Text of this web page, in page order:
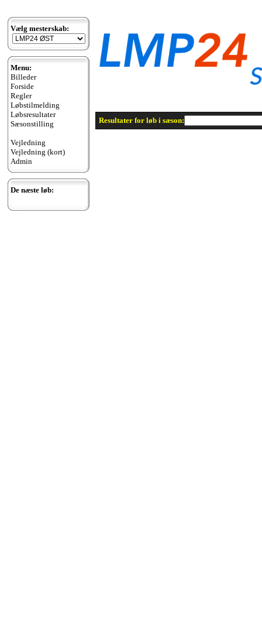
Vælg mesterskab:
Menu:
Billeder
Forside
Regler
Løbstilmelding
Løbsresultater
Sæsonstilling
Vejledning
Vejledning (kort)
Admin
De næste løb:
Resultater for løb i sæson: